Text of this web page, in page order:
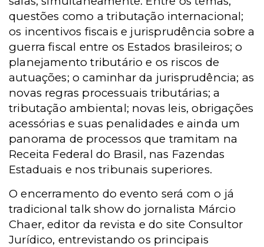
questões como a tributação internacional;
os incentivos fiscais e jurisprudência sobre a
guerra fiscal entre os Estados brasileiros; o
planejamento tributário e os riscos de
autuações; o caminhar da jurisprudência; as
novas regras processuais tributárias; a
tributação ambiental; novas leis, obrigações
acessórias e suas penalidades e ainda um
panorama de processos que tramitam na
Receita Federal do Brasil, nas Fazendas
Estaduais e nos tribunais superiores.
O encerramento do evento será com o já
tradicional talk show do jornalista Márcio
Chaer, editor da revista e do site Consultor
Jurídico, entrevistando os principais